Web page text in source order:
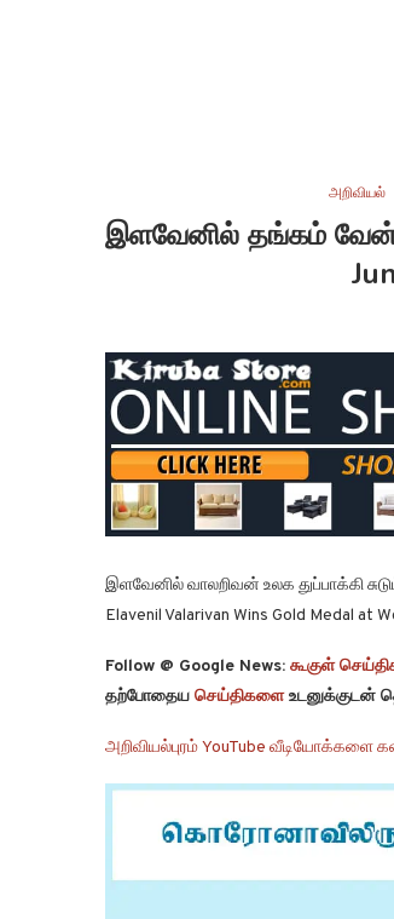
அறிவியல்
இளவேனில் தங்கம்
இளவேனில் வாலறிவன் உலக துப்பாக்கி
Elavenil Valarivan Wins Gold Medal at
Follow @ Google News: கூகுள்
தற்போதைய செய்திகளைஉடனுக்குடன்
அறிவியல்புரம் YouTube வீடியோக்களை